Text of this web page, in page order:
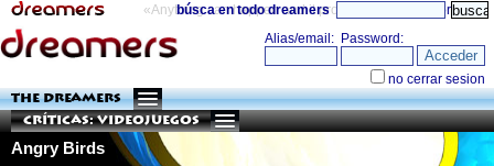
«Anything can happen and it probably will» directorio
búsca en todo dreamers
THE DREAMERS
Críticas: Videojuegos
Angry Birds